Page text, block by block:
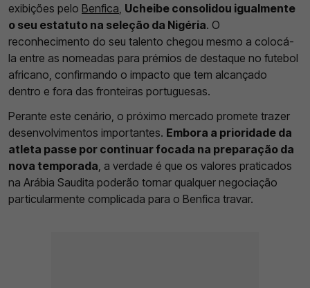
exibições pelo Benfica, Ucheibe consolidou igualmente
o seu estatuto na seleção da Nigéria. O
reconhecimento do seu talento chegou mesmo a colocá-
la entre as nomeadas para prémios de destaque no futebol
africano, confirmando o impacto que tem alcançado
dentro e fora das fronteiras portuguesas.
Perante este cenário, o próximo mercado promete trazer
desenvolvimentos importantes. Embora a prioridade da
atleta passe por continuar focada na preparação da
nova temporada, a verdade é que os valores praticados
na Arábia Saudita poderão tornar qualquer negociação
particularmente complicada para o Benfica travar.